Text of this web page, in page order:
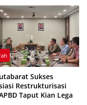
Sukses
Restrukturisasi
Taput Kian Lega